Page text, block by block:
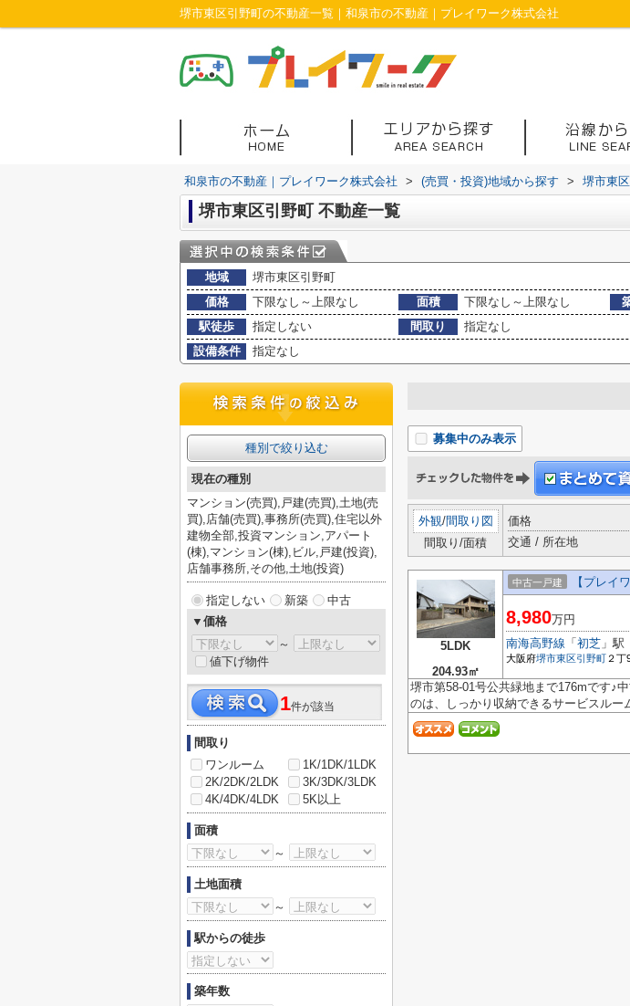
堺市東区引野町の不動産一覧｜和泉市の不動産｜プレイワーク株式会社
和泉市の不動産｜プレイワーク株式会社 > (売買・投資)地域から探す > 堺市東区
堺市東区引野町 不動産一覧
地域
堺市東区引野町
価格
下限なし～上限なし 面積 下限なし～上限なし
駅徒歩
指定しない 間取り
指定なし
設備条件
指定なし
募集中のみ表示
外観/間取り図
間取り/面積
価格
交通 / 所在地
5LDK
204.93㎡
中古一戸建 【プレイ
8,980万円
南海高野線 「 初芝 」駅
大阪府堺市東区 引野町 ２丁
堺市第58-01号公共緑地まで176mです♪
のは、しっかり収納できるサービスル
種別で絞り込む
現在の種別
マンション(売買),戸建(売買),土地(売
買),店舗(売買),事務所(売買),住宅以外
建物全部,投資マンション,アパート
(棟),マンション(棟),ビル,戸建(投資),
店舗事務所,その他,土地(投資)
指定しない 新築
中古
▼価格
～
値下げ物件
1件が該当
間取り
ワンルーム
1K/1DK/1LDK
2K/2DK/2LDK
3K/3DK/3LDK
4K/4DK/4LDK
5K以上
面積
～
土地面積
～
駅からの徒歩
築年数